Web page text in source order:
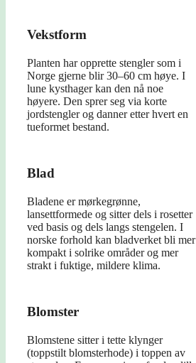
Vekstform
Planten har opprette stengler som i
Norge gjerne blir 30–60 cm høye. I
lune kysthager kan den nå noe
høyere. Den sprer seg via korte
jordstengler og danner etter hvert en
tueformet bestand.
Blad
Bladene er mørkegrønne,
lansettformede og sitter dels i rosetter
ved basis og dels langs stengelen. I
norske forhold kan bladverket bli mer
kompakt i solrike områder og mer
strakt i fuktige, mildere klima.
Blomster
Blomstene sitter i tette klynger
(toppstilt blomsterhode) i toppen av